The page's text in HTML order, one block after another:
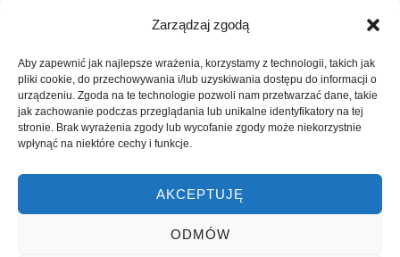
Zarządzaj zgodą
Aby zapewnić jak najlepsze wrażenia, korzystamy z technologii, takich jak
pliki cookie, do przechowywania i/lub uzyskiwania dostępu do informacji o
urządzeniu. Zgoda na te technologie pozwoli nam przetwarzać dane, takie
jak zachowanie podczas przeglądania lub unikalne identyfikatory na tej
stronie. Brak wyrażenia zgody lub wycofanie zgody może niekorzystnie
wpłynąć na niektóre cechy i funkcje.
AKCEPTUJĘ
ODMÓW
19 20 21
24 25 26 27 28 29 30
31
« lis